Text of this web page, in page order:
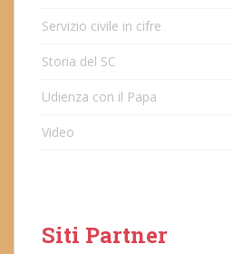
Servizio civile in cifre
Storia del SC
Udienza con il Papa
Video
Siti Partner